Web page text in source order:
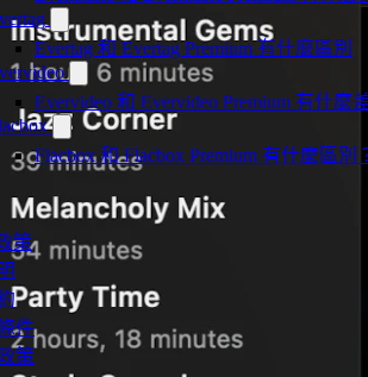
Evertag 和 Evertag Premium 有什麼區別
Evervideo 和 Evervideo Premium 有什麼
Flacbox 和 Flacbox Premium 有什麼區別
策
件
策